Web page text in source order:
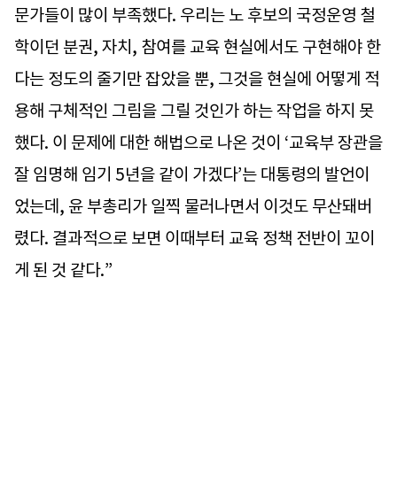
문가들이 많이 부족했다. 우리는 노 후보의 국정운영 철
학이던 분권, 자치, 참여를 교육 현실에서도 구현해야 한
다는 정도의 줄기만 잡았을 뿐, 그것을 현실에 어떻게 적
용해 구체적인 그림을 그릴 것인가 하는 작업을 하지 못
했다. 이 문제에 대한 해법으로 나온 것이 ‘교육부 장관을
잘 임명해 임기 5년을 같이 가겠다’는 대통령의 발언이
었는데, 윤 부총리가 일찍 물러나면서 이것도 무산돼버
렸다. 결과적으로 보면 이때부터 교육 정책 전반이 꼬이
게 된 것 같다.”